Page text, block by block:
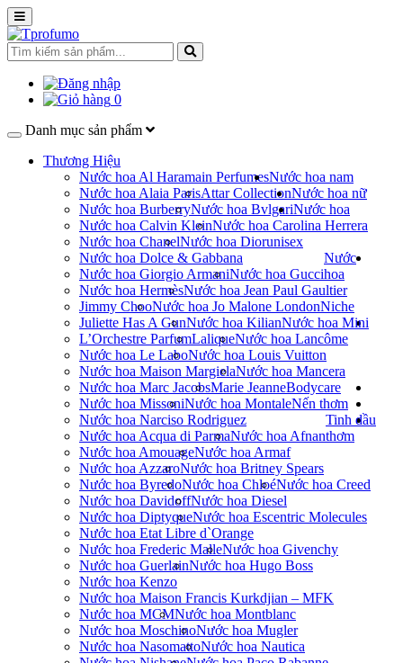
0
Danh mục sản phẩm
Thương Hiệu
Nước hoa Al Haramain Perfumes
Nước hoa Alaia ParisAttar Collection
Nước hoa BurberryNước hoa Bvlgari
Nước hoa Calvin KleinNước hoa Carolina Herrera
Nước hoa ChanelNước hoa Dior
Nước hoa Dolce & Gabbana
Nước hoa Giorgio ArmaniNước hoa Gucci
Nước hoa HermèsNước hoa Jean Paul Gaultier
Jimmy ChooNước hoa Jo Malone London
Juliette Has A GunNước hoa Kilian
L’Orchestre ParfumLaliqueNước hoa Lancôme
Nước hoa Le LaboNước hoa Louis Vuitton
Nước hoa Maison MargielaNước hoa Mancera
Nước hoa Marc JacobsMarie Jeanne
Nước hoa MissoniNước hoa Montale
Nước hoa Narciso Rodriguez
Nước hoa Acqua di ParmaNước hoa Afnan
Nước hoa AmouageNước hoa Armaf
Nước hoa AzzaroNước hoa Britney Spears
Nước hoa ByredoNước hoa ChloéNước hoa Creed
Nước hoa DavidoffNước hoa Diesel
Nước hoa DiptyqueNước hoa Escentric Molecules
Nước hoa Etat Libre d`Orange
Nước hoa Frederic MalleNước hoa Givenchy
Nước hoa GuerlainNước hoa Hugo Boss
Nước hoa Kenzo
Nước hoa Maison Francis Kurkdjian – MFK
Nước hoa MCMNước hoa Montblanc
Nước hoa MoschinoNước hoa Mugler
Nước hoa NasomattoNước hoa Nautica
Nước hoa nam
Nước hoa nữ
Nước hoa
unisex
Nước
hoa
Niche
Nước hoa Mini
Bodycare
Nến thơm
Tinh dầu
thơm